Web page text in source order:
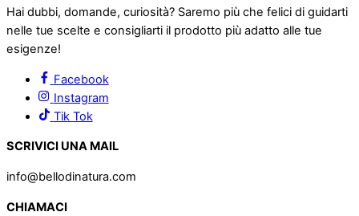
Hai dubbi, domande, curiosità? Saremo più che felici di guidarti
nelle tue scelte e consigliarti il prodotto più adatto alle tue
esigenze!
Facebook
Instagram
Tik Tok
SCRIVICI UNA MAIL
info@bellodinatura.com
CHIAMACI